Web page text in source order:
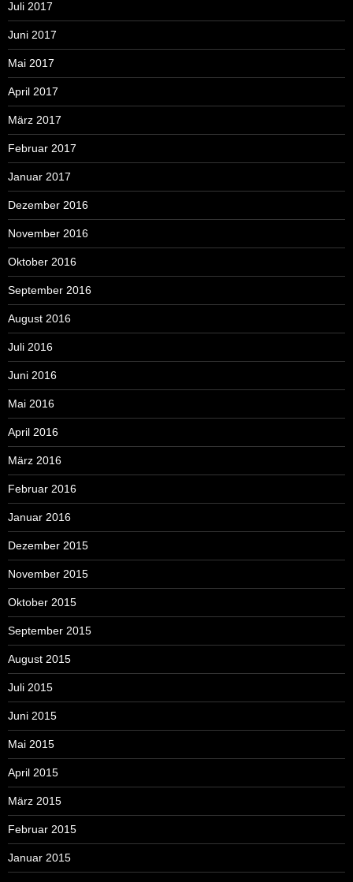
Juli 2017
Juni 2017
Mai 2017
April 2017
März 2017
Februar 2017
Januar 2017
Dezember 2016
November 2016
Oktober 2016
September 2016
August 2016
Juli 2016
Juni 2016
Mai 2016
April 2016
März 2016
Februar 2016
Januar 2016
Dezember 2015
November 2015
Oktober 2015
September 2015
August 2015
Juli 2015
Juni 2015
Mai 2015
April 2015
März 2015
Februar 2015
Januar 2015